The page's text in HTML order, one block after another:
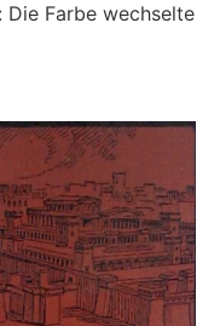
Farbe wechselte